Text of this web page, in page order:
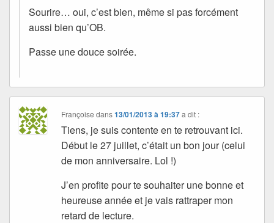
Sourire… oui, c’est bien, même si pas forcément
aussi bien qu’OB.
Passe une douce soirée.
Françoise dans13/01/2013 à 19:37 a dit :
Tiens, je suis contente en te retrouvant ici.
Début le 27 juillet, c’était un bon jour (celui
de mon anniversaire. Lol !)
J’en profite pour te souhaiter une bonne et
heureuse année et je vais rattraper mon
retard de lecture.